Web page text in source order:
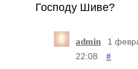
Господу Шиве?
admin
1
22:08
#